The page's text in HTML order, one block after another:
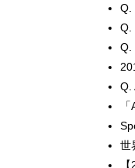
Q.
Q.
Q.
Q.
世